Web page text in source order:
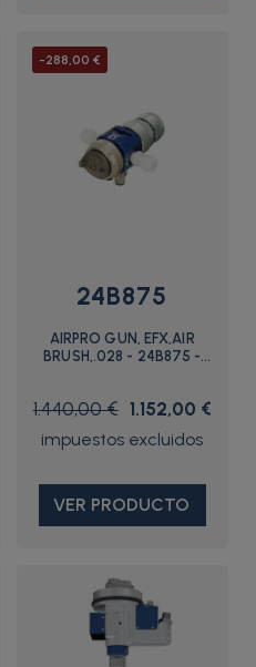
-288,00 €
24B875
AIRPRO GUN, EFX,AIR
BRUSH,.028 - 24B875 -
1.440,00 € 1.152,00 €
VER PRODUCTO